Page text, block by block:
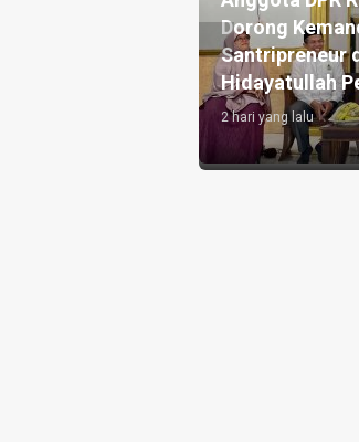
Dorong
Santripreneur
Hidayatullah
2 hari yang lalu